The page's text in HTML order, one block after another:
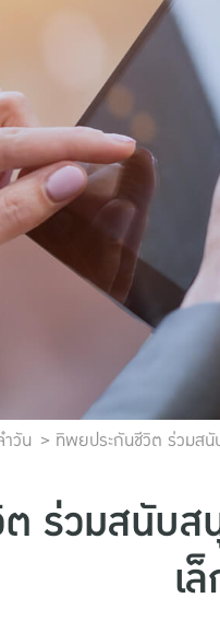
วัน ทิพยประกันชีวิต ร่วมส
ร่วมสนับ
เ